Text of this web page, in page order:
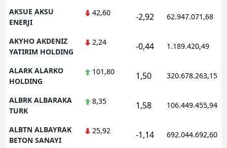
AKSUE AKSU
ENERJI
42,60 -2,92 62.947.071,68
AKYHO AKDENIZ
YATIRIM HOLDING
2,24 -0,44 1.189.420,49
ALARK ALARKO
HOLDING
101,80 1,50 320.678.263,15
ALBRK ALBARAKA
TURK
8,35 1,58 106.449.455,94
ALBTN ALBAYRAK
BETON SANAYI
25,92 -1,14 692.044.692,60